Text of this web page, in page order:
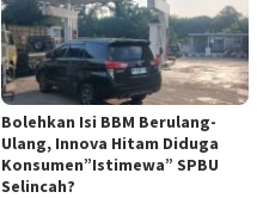
Bolehkan Isi BBM Berulang-
Ulang, Innova Hitam Diduga
Konsumen”Istimewa” SPBU
Selincah?